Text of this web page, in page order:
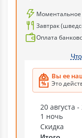
Завтрак
Оплата
Вы ее
Это
20 августа
1 ночь
Скидка